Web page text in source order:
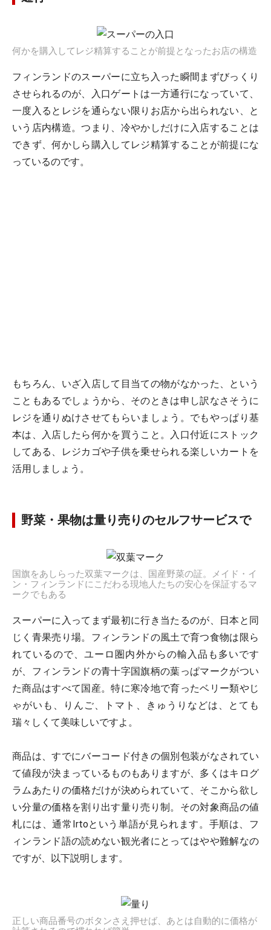
何かを購入してレジ精算することが前提となったお店の構造
フィンランドのスーパーに立ち入った瞬間まずびっくり
させられるのが、入口ゲートは一方通行になっていて、
一度入るとレジを通らない限りお店から出られない、と
いう店内構造。つまり、冷やかしだけに入店することは
できず、何かしら購入してレジ精算することが前提にな
っているのです。
もちろん、いざ入店して目当ての物がなかった、という
こともあるでしょうから、そのときは申し訳なさそうに
レジを通りぬけさせてもらいましょう。でもやっぱり基
本は、入店したら何かを買うこと。入口付近にストック
してある、レジカゴや子供を乗せられる楽しいカートを
活用しましょう。
野菜・果物は量り売りのセルフサービスで
国旗をあしらった双葉マークは、国産野菜の証。メイド・イ
ン・フィンランドにこだわる現地人たちの安心を保証するマ
ークでもある
スーパーに入ってまず最初に行き当たるのが、日本と同
じく青果売り場。フィンランドの風土で育つ食物は限ら
れているので、ユーロ圏内外からの輸入品も多いです
が、フィンランドの青十字国旗柄の葉っぱマークがつい
た商品はすべて国産。特に寒冷地で育ったベリー類やじ
ゃがいも、りんご、トマト、きゅうりなどは、とても
瑞々しくて美味しいですよ。
商品は、すでにバーコード付きの個別包装がなされてい
て値段が決まっているものもありますが、多くはキログ
ラムあたりの価格だけが決められていて、そこから欲し
い分量の価格を割り出す量り売り制。その対象商品の値
札には、通常Irtoという単語が見られます。手順は、フ
ィンランド語の読めない観光者にとってはやや難解なの
ですが、以下説明します。
正しい商品番号のボタンさえ押せば、あとは自動的に価格が